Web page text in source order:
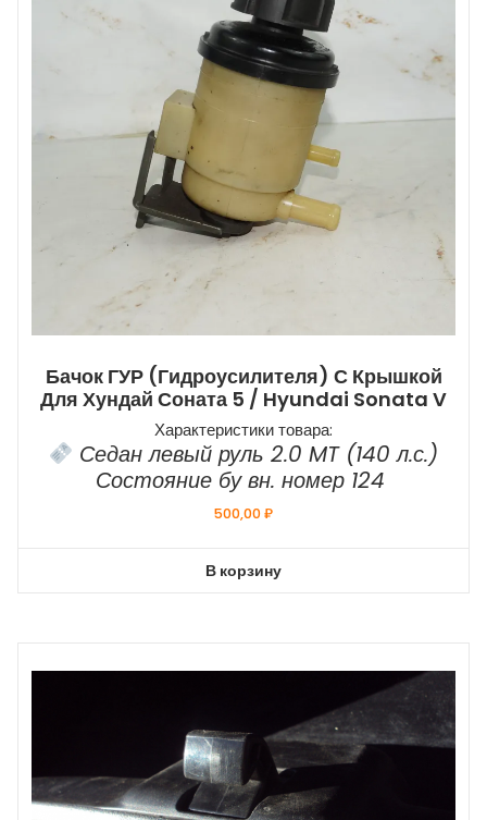
Бачок ГУР (гидроусилителя) С Крышкой
Для Хундай Соната 5 / Hyundai Sonata V
Характеристики товара:
Седан левый руль 2.0 MT (140 л.с.)
Состояние бу вн. номер 124
500,00₽
В корзину